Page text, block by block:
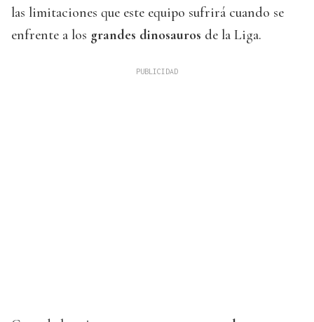
las limitaciones que este equipo sufrirá cuando se
enfrente a los grandes dinosauros de la Liga.